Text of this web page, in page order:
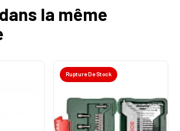
la même
Rupture De Stock